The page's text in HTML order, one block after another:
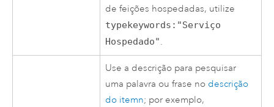
de feições hospedadas, utilize
typekeywords:"Serviço
Hospedado".
Use a descrição para pesquisar
uma palavra ou frase no descrição
do itemn; por exemplo,